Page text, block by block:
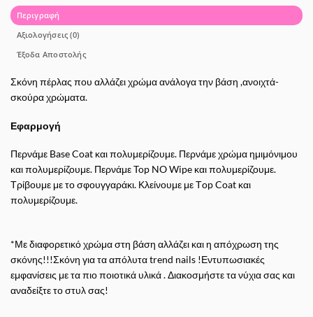
Περιγραφή
Αξιολογήσεις (0)
Έξοδα Αποστολής
Σκόνη πέρλας που αλλάζει χρώμα ανάλογα την βάση ,ανοιχτά-
σκούρα χρώματα.
Εφαρμογή
Περνάμε Base Coat και πολυμερίζουμε. Περνάμε χρώμα ημιμόνιμου
και πολυμερίζουμε. Περνάμε Top NO Wipe και πολυμερίζουμε.
Τρίβουμε με το σφουγγαράκι. Κλείνουμε με Τop Coat και
πολυμερίζουμε.
*Με διαφορετικό χρώμα στη βάση αλλάζει και η απόχρωση της
σκόνης!!!Σκόνη για τα απόλυτα trend nails !Εντυπωσιακές
εμφανίσεις με τα πιο ποιοτικά υλικά . Διακοσμήστε τα νύχια σας και
αναδείξτε το στυλ σας!